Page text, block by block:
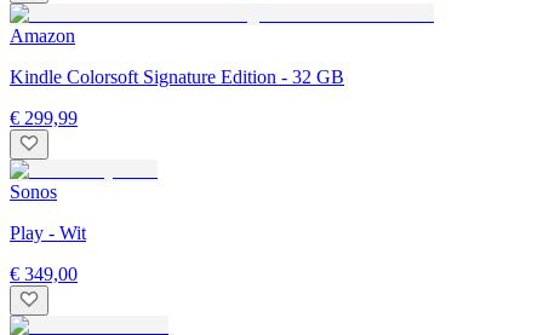
Amazon
Kindle Colorsoft Signature Edition - 32 GB
€ 299,99
Sonos
Play - Wit
€ 349,00